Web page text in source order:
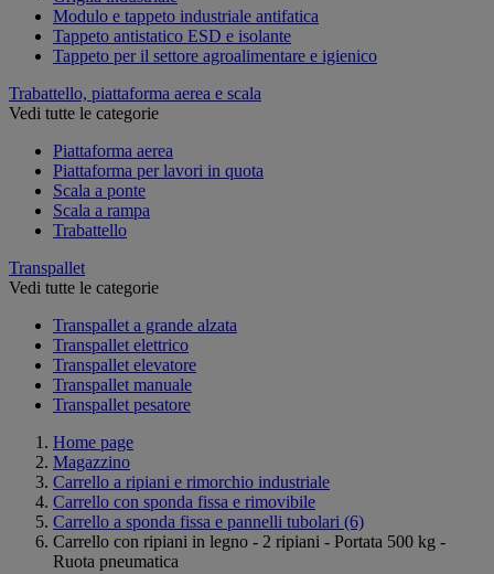
Modulo e tappeto industriale antifatica
Tappeto antistatico ESD e isolante
Tappeto per il settore agroalimentare e igienico
Trabattello, piattaforma aerea e scala
Vedi tutte le categorie
Piattaforma aerea
Piattaforma per lavori in quota
Scala a ponte
Scala a rampa
Trabattello
Transpallet
Vedi tutte le categorie
Transpallet a grande alzata
Transpallet elettrico
Transpallet elevatore
Transpallet manuale
Transpallet pesatore
Home page
Magazzino
Carrello a ripiani e rimorchio industriale
Carrello con sponda fissa e rimovibile
Carrello a sponda fissa e pannelli tubolari (6)
Carrello con ripiani in legno - 2 ripiani - Portata 500 kg -
Ruota pneumatica